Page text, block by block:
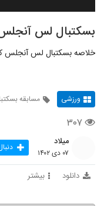
بسکتبال لس
خلاصه بسکتبال لس آنجلس
ورزشی مسابقه
۳۰۷
میلاد
۰۷ دی ۱۴۰۲
دانلود بیشتر